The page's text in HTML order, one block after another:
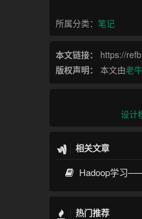
所属分类： 笔记
本文链接：
https://
版权声明：
本文由老牛
设计
相关文章
Hadoop学习
热门推荐